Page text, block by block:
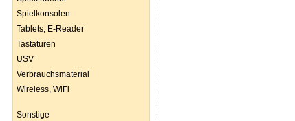
Spielkonsolen
Tablets, E-Reader
Tastaturen
USV
Verbrauchsmaterial
Wireless, WiFi
Sonstige